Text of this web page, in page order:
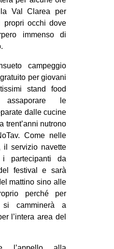
Val Clarea per
propri occhi dove
immenso di
campeggio
per giovani
stand food
le
dalle cucine
trent’anni nutrono
Come nelle
il servizio navette
i partecipanti da
festival e sarà
mattino sino alle
perché per
camminerà a
l’intera area del